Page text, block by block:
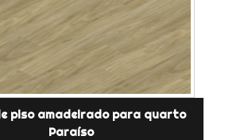
piso amadeirado para quarto
Paraíso